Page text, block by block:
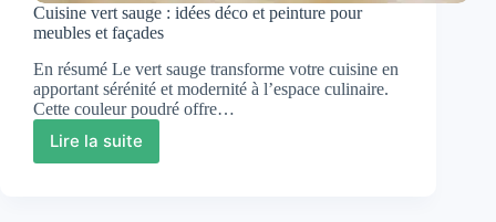
Cuisine vert sauge : idées déco et peinture pour
meubles et façades
En résumé Le vert sauge transforme votre cuisine en
apportant sérénité et modernité à l’espace culinaire.
Cette couleur poudré offre…
Lire la suite
Cuisine